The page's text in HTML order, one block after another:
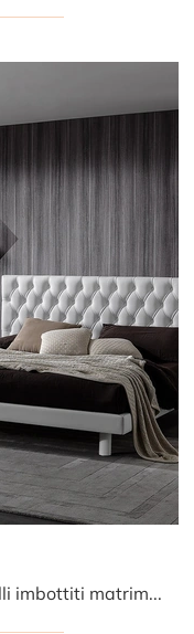
Il letto Florian in pelle, tra i modelli imbottiti matrimoniali classici di Albani, è ideale per assicurarti il riposo migliore.